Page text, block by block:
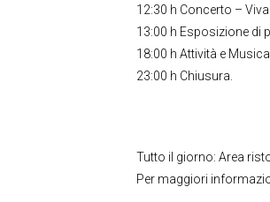
12:30 h Concerto –
13:00 h Esposizione di
18:00 h Attività e
23:00 h Chiusura.
Tutto il giorno: Area
Per maggiori